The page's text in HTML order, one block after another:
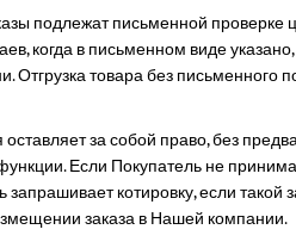
подлежат письменной
когда в письменном виде
Отгрузка товара без письменного
за собой право, без
Если Покупатель не
запрашивает котировку, если
заказа в Нашей компании.